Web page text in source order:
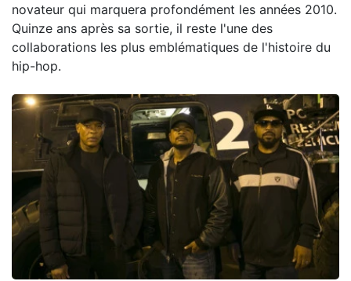
novateur qui marquera profondément les années 2010.
Quinze ans après sa sortie, il reste l'une des
collaborations les plus emblématiques de l'histoire du
hip-hop.